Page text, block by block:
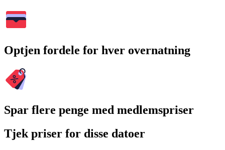
Optjen fordele for hver overnatning
Spar flere penge med medlemspriser
Tjek priser for disse datoer